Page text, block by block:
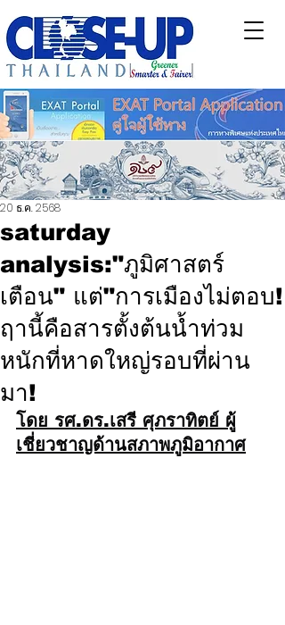
saturday
analysis:"ภูมิศาสตร์
เตือน" แต่"การเมืองไม่ตอบ!
ฤานี้คือสารตั้งต้นน้ำท่วม
หนักที่หาดใหญ่รอบที่ผ่าน
มา!
20 ธ.ค. 2568
โดย รศ.ดร.เสรี ศุภราทิตย์ ผู้
เชี่ยวชาญด้านสภาพภูมิอากาศ